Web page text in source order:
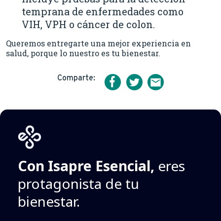
3,7%.
Variación anual de costos: Esencial
evolución real de los costos en
salud, garantizando la
acceso a coberturas.
Regulación vigente: El reajuste no
la variación de costos de Esencial y
Superintendencia de Salud.
temprana de enfermedades como
VIH, VPH o cáncer de colon.
Queremos entregarte una mejor experiencia en
salud, porque lo nuestro es tu bienestar.
Comparte:
Con Isapre Esencial, eres
protagonista de tu
bienestar.